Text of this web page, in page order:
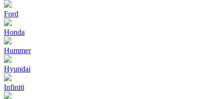
Ford
Honda
Hummer
Hyundai
Infiniti